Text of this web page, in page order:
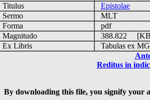
Titulus
Epistolae
Sermo
MLT
Forma
pdf
Magnitudo
388.822
Ex Libris
Tabulas ex
Reditus in
By downloading this file, you signify your